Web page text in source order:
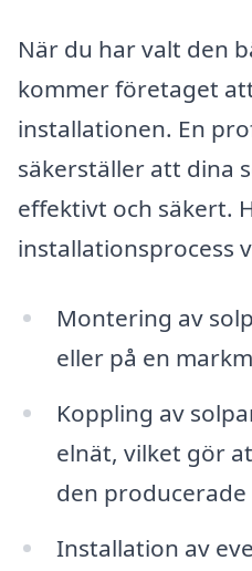
När du har valt den
kommer företaget
installationen. En
säkerställer att dina
effektivt och säkert.
installationsprocess
Montering av
eller på en
Koppling av
elnät, vilket gör
den
Installation av